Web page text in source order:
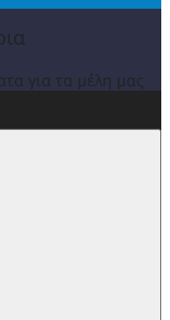
για τα μέλη μας